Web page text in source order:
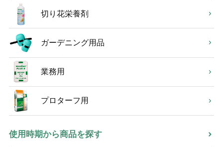
切り花栄養剤
ガーデニング用品
業務用
プロターフ用
使用時期から商品を探す